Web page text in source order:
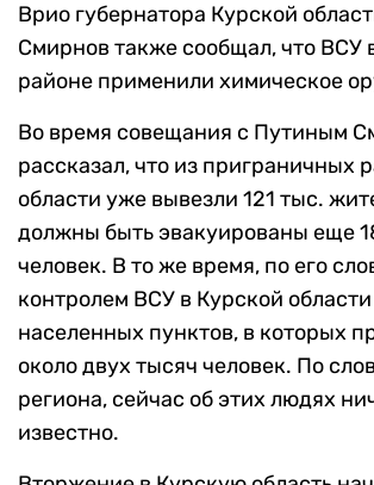
Врио губернатора Курской
Смирнов также сообщал, что ВСУ
районе применили химическое
Во время совещания с Путиным
рассказал, что из приграничных
области уже вывезли 121 тыс.
должны быть эвакуированы еще
человек. В то же время, по его
контролем ВСУ в Курской области
населенных пунктов, в которых
около двух тысяч человек. По
региона, сейчас об этих людях
известно.